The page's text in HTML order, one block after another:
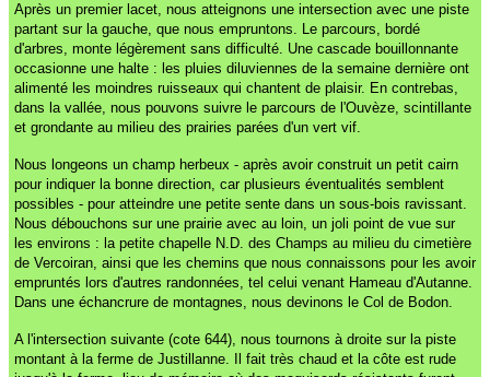
Après un premier lacet, nous atteignons une intersection avec une piste
partant sur la gauche, que nous empruntons. Le parcours, bordé
d'arbres, monte légèrement sans difficulté. Une cascade bouillonnante
occasionne une halte : les pluies diluviennes de la semaine dernière ont
alimenté les moindres ruisseaux qui chantent de plaisir. En contrebas,
dans la vallée, nous pouvons suivre le parcours de l'Ouvèze, scintillante
et grondante au milieu des prairies parées d'un vert vif.
Nous longeons un champ herbeux - après avoir construit un petit cairn
pour indiquer la bonne direction, car plusieurs éventualités semblent
possibles - pour atteindre une petite sente dans un sous-bois ravissant.
Nous débouchons sur une prairie avec au loin, un joli point de vue sur
les environs : la petite chapelle N.D. des Champs au milieu du cimetière
de Vercoiran, ainsi que les chemins que nous connaissons pour les avoir
empruntés lors d'autres randonnées, tel celui venant Hameau d'Autanne.
Dans une échancrure de montagnes, nous devinons le Col de Bodon.
A l'intersection suivante (cote 644), nous tournons à droite sur la piste
montant à la ferme de Justillanne. Il fait très chaud et la côte est rude